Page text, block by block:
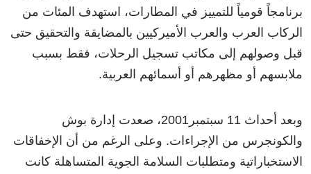
برنامجاً قومياً للتمييز في المطارات، استهدف المئات من
الركاب العرب والعرب الأميركيين بالمضايقة والتحقيق حتى
قبل وصولهم إلى مكاتب تسجيل الرحلات، فقط بسبب
ملابسهم أو مظهرهم أو أسمائهم العربية.
وبعد أحداث 11 سبتمبر2001، صعدت إدارة بوش
والكونجرس من الإجراءات. وعلى الرغم من أن الإخفاقات
الاستخباراتية ومتطلبات السلامة الجوية المتساهلة كانت